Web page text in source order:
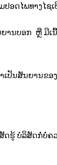
ອດໄ​ພ​ທາງ​ໄຊ​
ານບອກ ຫຼື ມີເ
ປັນ​ສັນຍາ​ນຂອງ​
ດ​ຮູ້​ ບໍລິສັດ​ກໍ່​ບໍ່​ຄ